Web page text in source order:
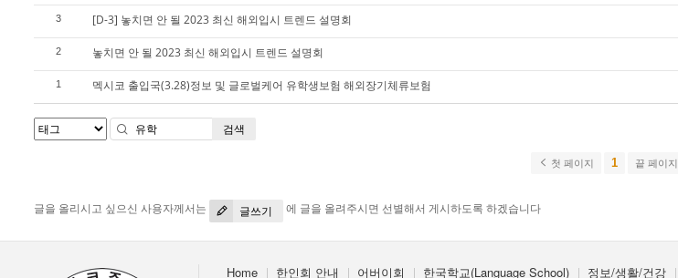
3 [D-3] 놓치면 안 될 2023 최신 해외입시 트렌드 설명회
2 놓치면 안 될 2023 최신 해외입시 트렌드 설명회
1 멕시코 출입국(3.28)정보 및 글로벌케어 유학생보험 해외장기체류보험
검색
첫 페이지 1 끝 페이지
글을 올리시고 싶으신 사용자께서는 글쓰기 에 글을 올려주시면 선별해서 게시하도록 하겠습니다
Home 한인회 안내 어버이회 한국학교(Language School) 정보/생활/건강